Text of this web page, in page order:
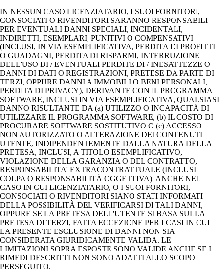
IN NESSUN CASO LICENZIATARIO, I SUOI FORNITORI,
CONSOCIATI O RIVENDITORI SARANNO RESPONSABILI
PER EVENTUALI DANNI SPECIALI, INCIDENTALI,
INDIRETTI, ESEMPLARI, PUNITIVI O COMPENSATIVI
(INCLUSI, IN VIA ESEMPLIFICATIVA, PERDITA DI PROFITTI
O GUADAGNI, PERDITA DI RISPARMI, INTERRUZIONE
DELL'USO DI / EVENTUALI PERDITE DI / INESATTEZZE O
DANNI DI DATI O REGISTRAZIONI, PRETESE DA PARTE DI
TERZI, OPPURE DANNI A IMMOBILI O BENI PERSONALI,
PERDITA DI PRIVACY), DERIVANTE CON IL PROGRAMMA
SOFTWARE, INCLUSI IN VIA ESEMPLIFICATIVA, QUALSIASI
DANNO RISULTANTE DA (a) UTILIZZO O INCAPACITÀ DI
UTILIZZARE IL PROGRAMMA SOFTWARE, (b) IL COSTO DI
PROCURARE SOFTWARE SOSTITUTIVO O (c) ACCESSO
NON AUTORIZZATO O ALTERAZIONE DEI CONTENUTI
UTENTE, INDIPENDENTEMENTE DALLA NATURA DELLA
PRETESA, INCLUSI, A TITOLO ESEMPLIFICATIVO,
VIOLAZIONE DELLA GARANZIA O DEL CONTRATTO,
RESPONSABILITA' EXTRACONTRATTUALE (INCLUSI
COLPA O RESPONSABILITÀ OGGETTIVA), ANCHE NEL
CASO IN CUI LICENZIATARIO, O I SUOI FORNITORI,
CONSOCIATI O RIVENDITORI SIANO STATI INFORMATI
DELLA POSSIBILITÀ DEL VERIFICARSI DI TALI DANNI,
OPPURE SE LA PRETESA DELL'UTENTE SI BASA SULLA
PRETESA DI TERZI, FATTA ECCEZIONE PER I CASI IN CUI
LA PRESENTE ESCLUSIONE DI DANNI NON SIA
CONSIDERATA GIURIDICAMENTE VALIDA. LE
LIMITAZIONI SOPRA ESPOSTE SONO VALIDE ANCHE SE I
RIMEDI DESCRITTI NON SONO ADATTI ALLO SCOPO
PERSEGUITO.